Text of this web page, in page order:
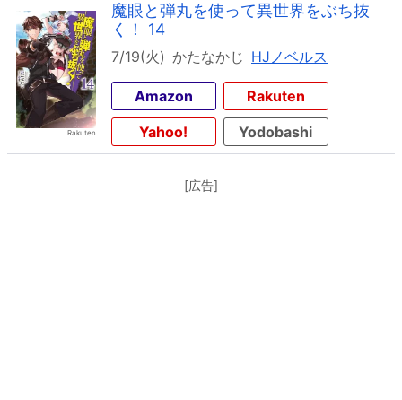
魔眼と弾丸を使って異世界をぶち抜
く！ 14
7/19(火) かたなかじ HJノベルス
Amazon
Rakuten
Yahoo!
Yodobashi
[広告]